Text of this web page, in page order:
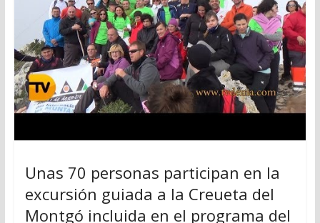
Unas 70 personas participan en la
excursión guiada a la Creueta del
Montgó incluida en el programa del